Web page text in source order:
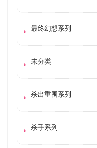
最终幻想系列
未分类
杀出重围系列
杀手系列